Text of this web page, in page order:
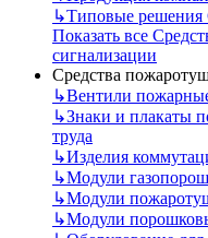
↳Типовые
Показать все
сигнализации
Средства
↳Вентили
↳Знаки и плакаты
труда
↳Изделия
↳Модули
↳Модули
↳Модули